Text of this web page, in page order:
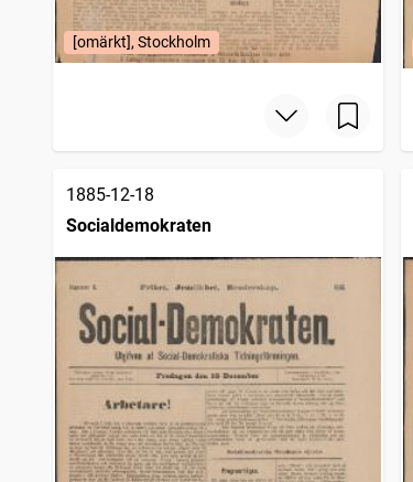
[omärkt], Stockholm
1885-12-18
Socialdemokraten